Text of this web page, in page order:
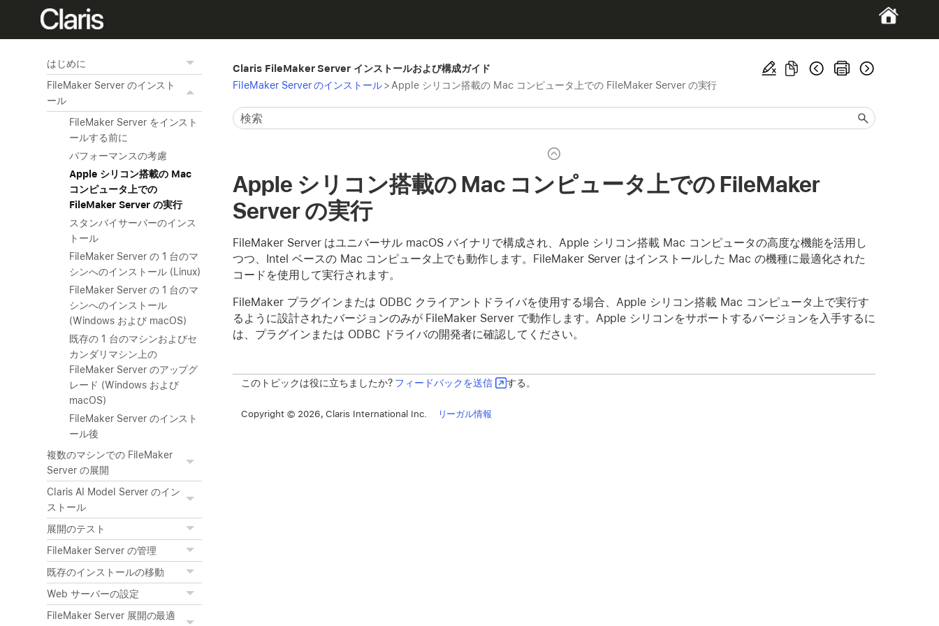
はじめに
FileMaker Server のインスト
ール
FileMaker Server をインスト
ールする前に
パフォーマンスの考慮
Apple シリコン搭載の Mac
コンピュータ上での
FileMaker Server の実行
スタンバイサーバーのインス
トール
FileMaker Server の 1 台のマ
シンへのインストール (Linux)
FileMaker Server の 1 台のマ
シンへのインストール
(Windows および macOS)
既存の 1 台のマシンおよびセ
カンダリマシン上の
FileMaker Server のアップグ
レード (Windows および
macOS)
FileMaker Server のインスト
ール後
複数のマシンでの FileMaker
Server の展開
Claris AI Model Server のイン
ストール
展開のテスト
FileMaker Server の管理
既存のインストールの移動
Web サーバーの設定
FileMaker Server 展開の最適
Claris FileMaker Server インストールおよび構成ガイド
FileMaker Server のインストール> Apple シリコン搭載の Mac コンピュータ上での FileMaker Server の実行
Apple シリコン搭載の Mac コンピュータ上での FileMaker
Server の実行
FileMaker Server はユニバーサル macOS バイナリで構成され、Apple シリコン搭載 Mac コンピュータの高度な機能を活用し
つつ、Intel ベースの Mac コンピュータ上でも動作します。FileMaker Server はインストールした Mac の機種に最適化された
コードを使用して実行されます。
FileMaker プラグインまたは ODBC クライアントドライバを使用する場合、Apple シリコン搭載 Mac コンピュータ上で実行す
るように設計されたバージョンのみが FileMaker Server で動作します。Apple シリコンをサポートするバージョンを入手するに
は、プラグインまたは ODBC ドライバの開発者に確認してください。
このトピックは役に立ちましたか? フィードバックを送信 する。
Copyright © 2026, Claris International Inc. リーガル情報